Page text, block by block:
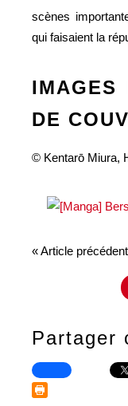
scènes
qui faisaient la
IMAGES
DE
© Kentarō Miura,
« Article précédent
Partager